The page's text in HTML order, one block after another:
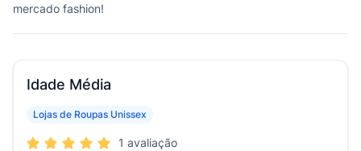
mercado fashion!
Idade Média
Lojas de Roupas Unissex
1 avaliação